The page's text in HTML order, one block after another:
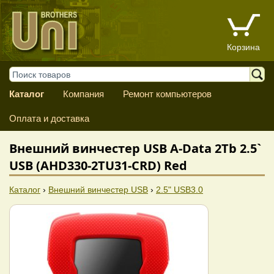
Корзина
Каталог Компания Ремонт компьютеров
Оплата и доставка
Внешний винчестер USB A-Data 2Tb 2.5`
USB (AHD330-2TU31-CRD) Red
Каталог › Внешний винчестер USB › 2.5" USB3.0